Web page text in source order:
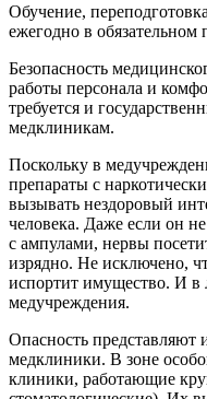
Обучение,
ежегодно в обязательном
Безопасность
работы персонала и
требуется и
медклиникам.
Поскольку в
препараты с
вызывать нездоровый
человека. Даже если он
с ампулами, нервы
изрядно. Не исключено,
испортит имущество. И в
медучреждения.
Опасность представляют
медклиники. В зоне
клиники, работающие